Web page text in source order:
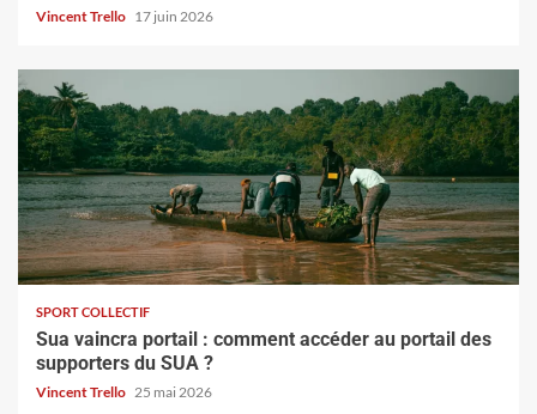
Vincent Trello 17 juin 2026
SPORT COLLECTIF
Sua vaincra portail : comment accéder au portail des
supporters du SUA ?
Vincent Trello 25 mai 2026